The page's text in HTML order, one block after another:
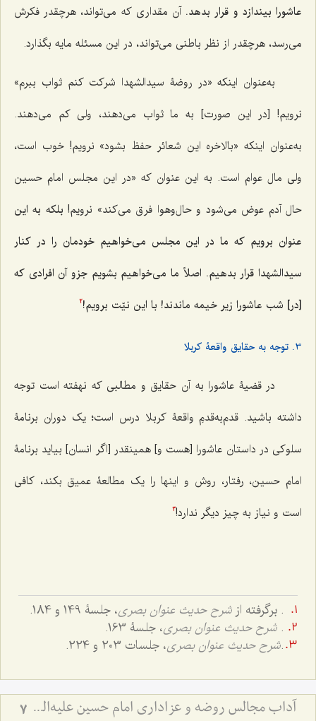
عاشورا بيندازد و قرار بدهد.آن مقدارى كه مى‌تواند، هرچقدر فكرش
مى‌رسد، هرچقدر از نظر باطنى مى‌تواند، در اين مسئله مايه بگذارد.
به‌عنوان اينكه «در روضۀ سيدالشهدا شركت كنم ثواب ببرم»
نرويم! [در این صورت] به ما ثواب مى‌دهند، ولى كم مى‌دهند.
به‌عنوان اينكه «بالاخره اين شعائر حفظ بشود» نرويم! خوب است،
ولى مال عوام است. به اين عنوان كه «در اين مجلس امام حسین
حال آدم عوض مى‌شود و حال‌و‌هوا فرق مى‌كند» نرويم! بلكه به اين
عنوان برويم كه ما در اين مجلس مى‌خواهيم خودمان را در كنار
سيدالشهدا قرار بدهيم. اصلاً ما مى‌خواهيم بشويم جزو آن افرادى كه
[در] شب عاشورا زير خيمه ماندند! با اين نيّت برويم!2
3. توجه به حقایق واقعۀ کربلا
در قضیۀ عاشورا به آن حقایق و مطالبی که نهفته است توجه
داشته باشید. قدم‌‌به‌قدمِ‌ واقعۀ كربلا درس است؛ یک دوران برنامۀ
سلوکی در داستان عاشورا [هست و] همین‎قدر [اگر انسان] بیاید برنامۀ
امام حسین، رفتار، روش و اینها را یک مطالعۀ عمیق بکند، کافی
است و نیاز به چیز دیگر ندارد!3
. برگرفته از شرح حدیث عنوان بصری، جلسۀ 149 و 184.
. شرح حدیث عنوان بصری، جلسۀ 163.
.شرح حدیث عنوان بصری، جلسات 203 و 224.
آداب مجالس روضه و عزاداری امام حسین علیه‌السلام - و توصیه‌های بزرگان دربارۀ ماه‌های محرّم و صفر 7